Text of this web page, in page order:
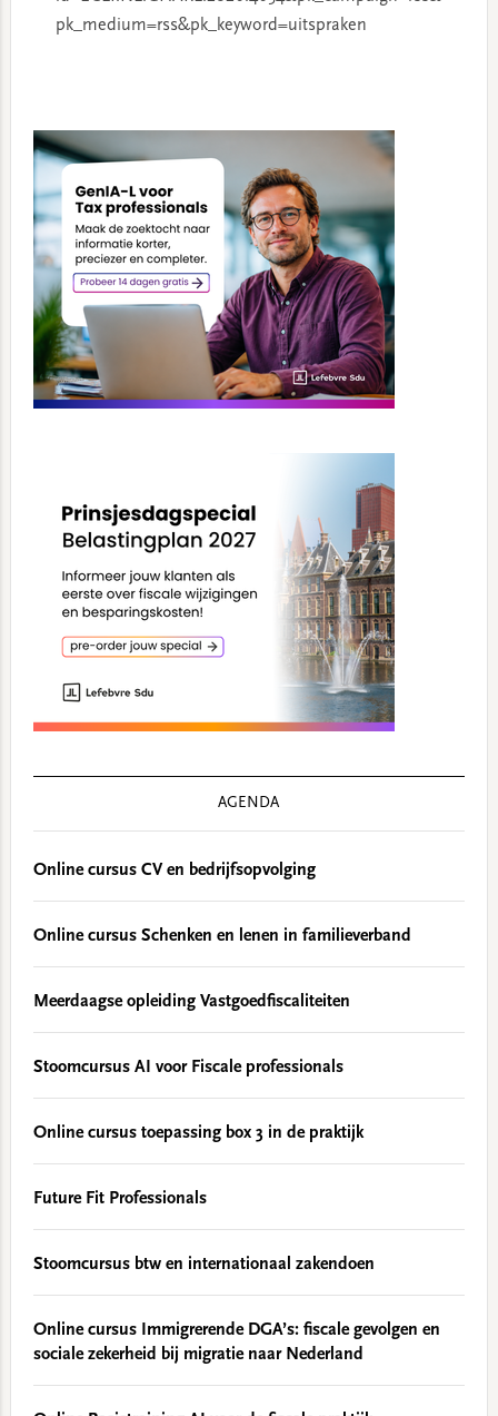
pk_medium=rss&pk_keyword=uitspraken
Sidebar
AGENDA
Online cursus CV en bedrijfsopvolging
Online cursus Schenken en lenen in familieverband
Meerdaagse opleiding Vastgoedfiscaliteiten
Stoomcursus AI voor Fiscale professionals
Online cursus toepassing box 3 in de praktijk
Future Fit Professionals
Stoomcursus btw en internationaal zakendoen
Online cursus Immigrerende DGA’s: fiscale gevolgen en
sociale zekerheid bij migratie naar Nederland